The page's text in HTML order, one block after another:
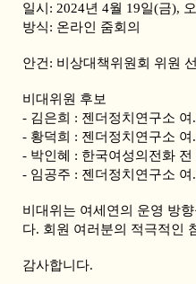
일시: 2024년 4월 19일(금),
방식: 온라인 줌회의
안건: 비상대책위원회 위원
비대위원 후보
- 김은희 : 젠더정치연구소 여
- 황덕희 : 젠더정치연구소
- 박인혜 : 한국여성의전화 전
- 임공주 : 젠더정치연구소
비대위는 여세연의 운영 방
다. 회원 여러분의 적극적인
감사합니다.